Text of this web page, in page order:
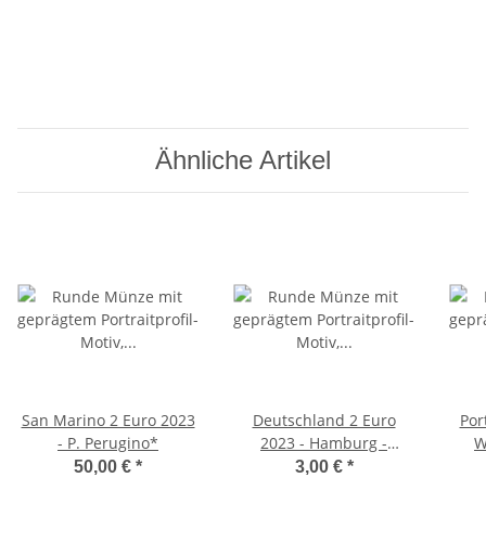
Ähnliche Artikel
San Marino 2 Euro 2023
- P. Perugino*
50,00 € *
Deutschland 2 Euro
2023 - Hamburg -
Elbphilharmonie - A*
3,00 € *